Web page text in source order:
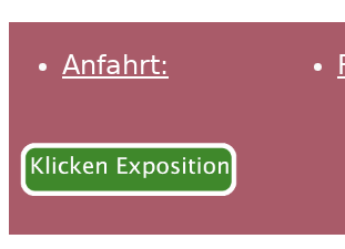
Anfahrt: